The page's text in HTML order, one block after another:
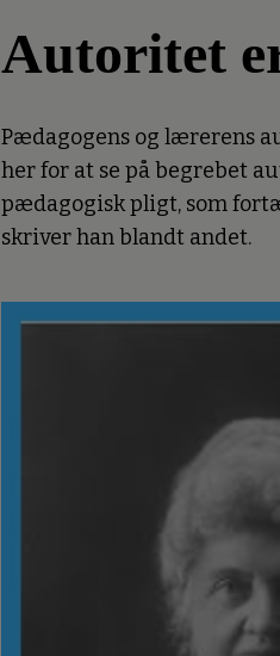
Autoritet
Pædagogens og lærerens
her for at se på begrebet
pædagogisk pligt, som
skriver han blandt andet.